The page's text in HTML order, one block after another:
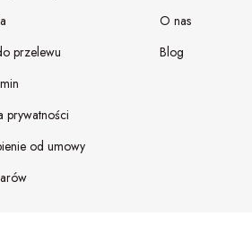
przelewu
prywatności
od umowy
O nas
Blog